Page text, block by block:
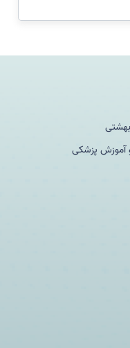
آموزش پزشکی